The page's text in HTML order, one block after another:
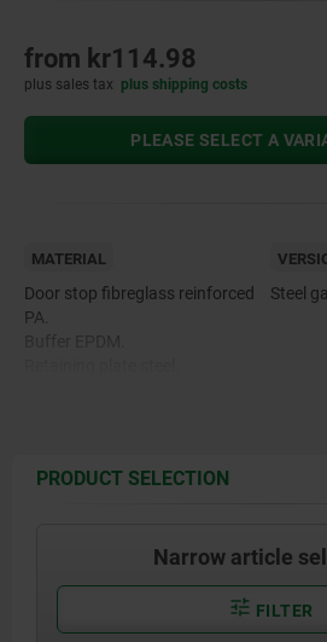
from kr114.98
plus sales tax plus shipping costs
PLEASE SELECT A
MATERIAL
Door stop fibreglass reinforced
PA.
Steel
PRODUCT SELECTION
Narrow article
FILTER